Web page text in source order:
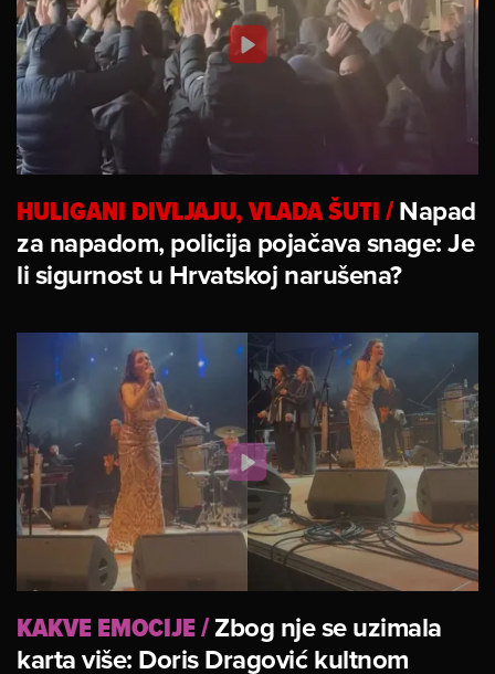
HULIGANI DIVLJAJU, VLADA ŠUTI/Napad
za napadom, policija pojačava snage: Je
li sigurnost u Hrvatskoj narušena?
KAKVE EMOCIJE/Zbog nje se uzimala
karta više: Doris Dragović kultnom